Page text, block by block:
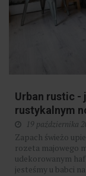
Urban rustic -
rustykalnym
19 października
Zapach świeżo
rozeta majowego
udekorowanym
jesteśmy u babci